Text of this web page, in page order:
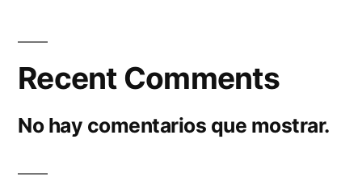
Recent Comments
No hay comentarios que mostrar.